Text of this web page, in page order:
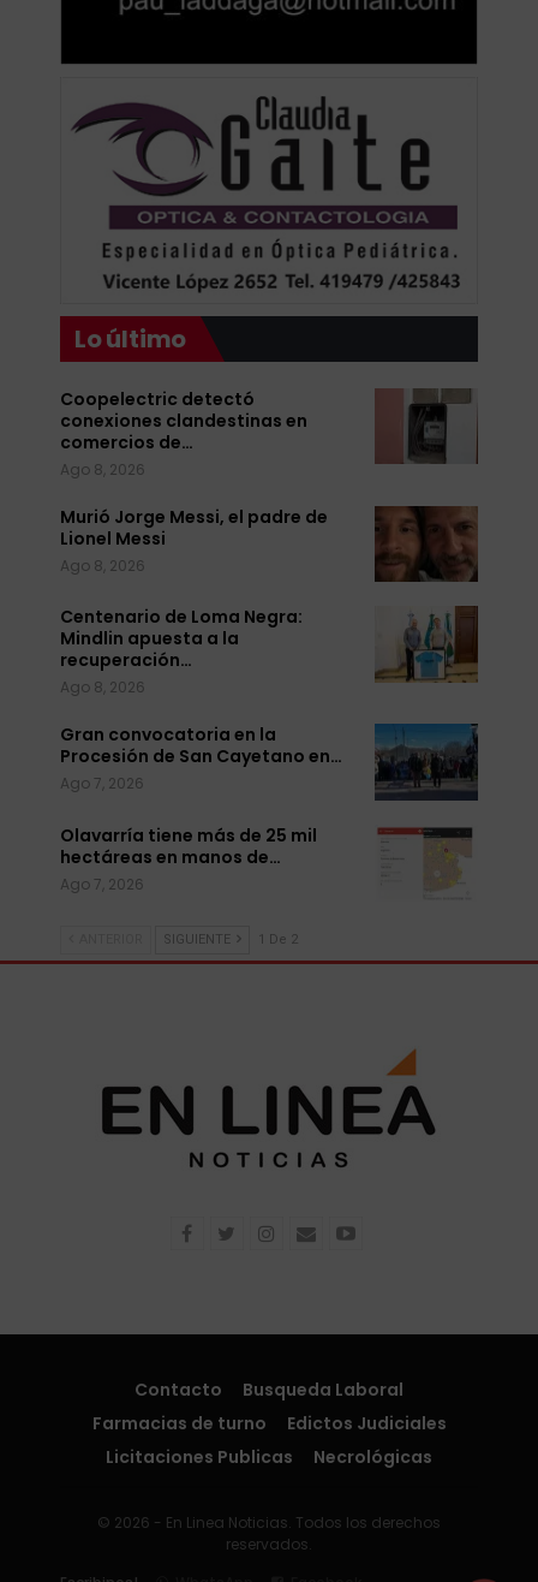
Lo último
Coopelectric detectó
conexiones clandestinas en
comercios de…
Ago 8, 2026
Murió Jorge Messi, el padre de
Lionel Messi
Ago 8, 2026
Centenario de Loma Negra:
Mindlin apuesta a la
recuperación…
Ago 8, 2026
Gran convocatoria en la
Procesión de San Cayetano en…
Ago 7, 2026
Olavarría tiene más de 25 mil
hectáreas en manos de…
Ago 7, 2026
SIGUIENTE 1 De 2
Contacto
Busqueda Laboral
Farmacias de turno
Edictos Judiciales
Licitaciones Publicas
Necrológicas
© 2026 - En Linea Noticias. Todos los derechos
reservados.